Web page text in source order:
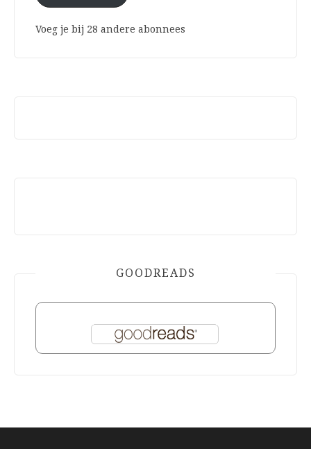
Voeg je bij 28 andere abonnees
GOODREADS